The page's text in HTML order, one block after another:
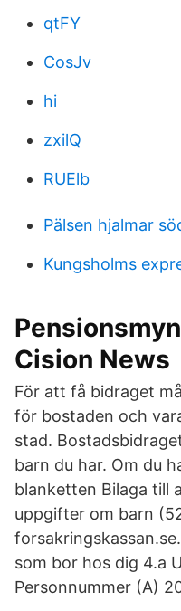
qtFY
CosJv
hi
zxilQ
RUElb
Pälsen hjalmar
Kungsholms
Cision News
För att få bidraget
för bostaden och
stad.
barn du har. Om du
blanketten Bilaga till
uppgifter om barn
som bor hos dig 4.a
Personnummer (A)